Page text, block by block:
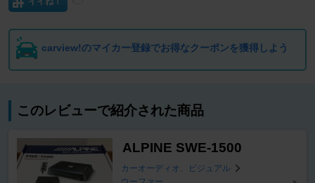
carview!のマイカー登録でお得なクーポンを獲得しよう
このレビューで紹介された商品
ALPINE SWE-1500
カーオーディオ、ビジュアル